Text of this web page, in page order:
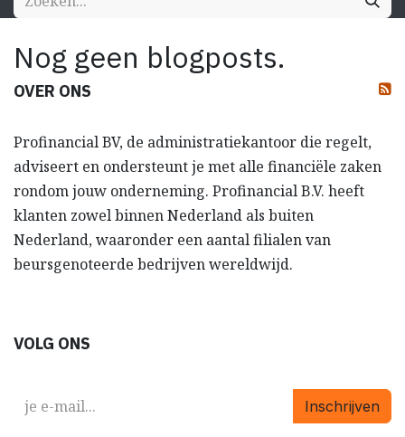
Nog geen blogposts.
OVER ONS
Profinancial BV, de administratiekantoor die regelt,
adviseert en ondersteunt je met alle financiële zaken
rondom jouw onderneming. Profinancial B.V. heeft
klanten zowel binnen Nederland als buiten
Nederland, waaronder een aantal filialen van
beursgenoteerde bedrijven wereldwijd.
VOLG ONS
Inschrijven